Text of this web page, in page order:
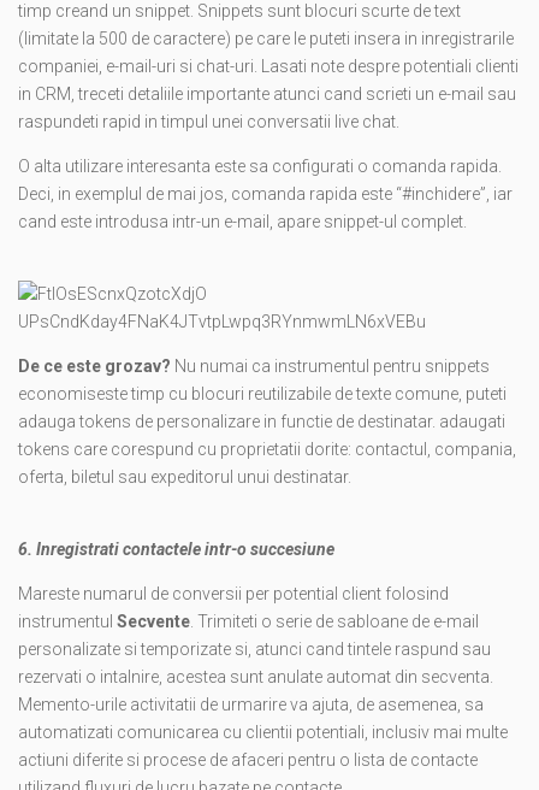
timp creand un snippet. Snippets sunt blocuri scurte de text
(limitate la 500 de caractere) pe care le puteti insera in inregistrarile
companiei, e-mail-uri si chat-uri. Lasati note despre potentiali clienti
in CRM, treceti detaliile importante atunci cand scrieti un e-mail sau
raspundeti rapid in timpul unei conversatii live chat.
O alta utilizare interesanta este sa configurati o comanda rapida.
Deci, in exemplul de mai jos, comanda rapida este “#inchidere”, iar
cand este introdusa intr-un e-mail, apare snippet-ul complet.
De ce este grozav? Nu numai ca instrumentul pentru snippets
economiseste timp cu blocuri reutilizabile de texte comune, puteti
adauga tokens de personalizare in functie de destinatar. adaugati
tokens care corespund cu proprietatii dorite: contactul, compania,
oferta, biletul sau expeditorul unui destinatar.
6. Inregistrati contactele intr-o succesiune
Mareste numarul de conversii per potential client folosind
instrumentul Secvente . Trimiteti o serie de sabloane de e-mail
personalizate si temporizate si, atunci cand tintele raspund sau
rezervati o intalnire, acestea sunt anulate automat din secventa.
Memento-urile activitatii de urmarire va ajuta, de asemenea, sa
automatizati comunicarea cu clientii potentiali, inclusiv mai multe
actiuni diferite si procese de afaceri pentru o lista de contacte